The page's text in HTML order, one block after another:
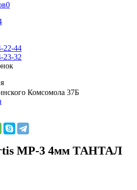
0
22-44
23-32
Комсомола 37Б
МР-3 4мм ТАНТАЛ